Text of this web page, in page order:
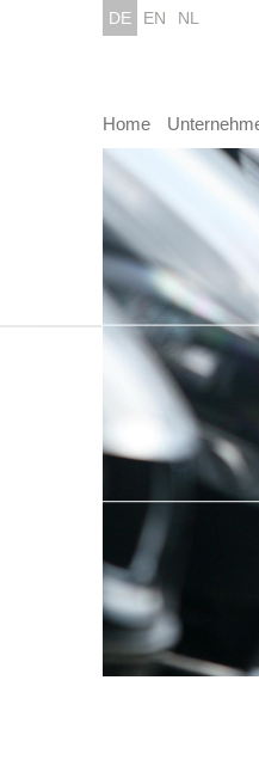
DE EN NL
Home